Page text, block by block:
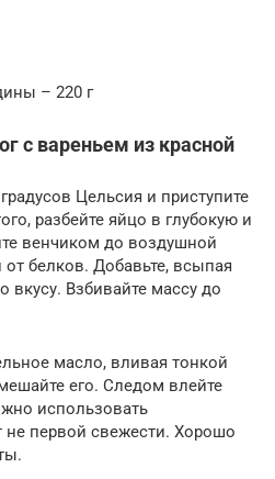
– 220 г
с вареньем из красной
Цельсия и приступите
разбейте яйцо в глубокую и
венчиком до воздушной
белков. Добавьте, всыпая
вкусу. Взбивайте массу до
масло, вливая тонкой
его. Следом влейте
использовать
первой свежести. Хорошо